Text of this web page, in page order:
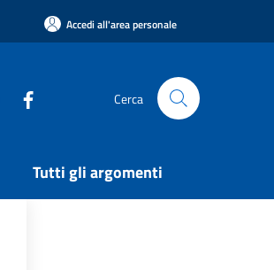
Accedi all'area personale
Cerca
Tutti gli argomenti